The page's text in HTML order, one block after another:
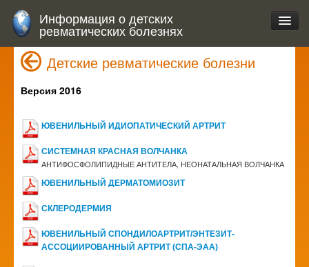
Информация о детских
ревматических болезнях
Детские ревматические болезни
Версия 2016
ЮВЕНИЛЬНЫЙ ИДИОПАТИЧЕСКИЙ АРТРИТ
СИСТЕМНАЯ КРАСНАЯ ВОЛЧАНКА
АНТИФОСФОЛИПИДНЫЕ АНТИТЕЛА, НЕОНАТАЛЬНАЯ ВОЛЧАНКА
ЮВЕНИЛЬНЫЙ ДЕРМАТОМИОЗИТ
СКЛЕРОДЕРМИЯ
ЮВЕНИЛЬНЫЙ СПОНДИЛОАРТРИТ/ЭНТЕЗИТ-
АССОЦИИРОВАННЫЙ АРТРИТ (СПА-ЭАА)